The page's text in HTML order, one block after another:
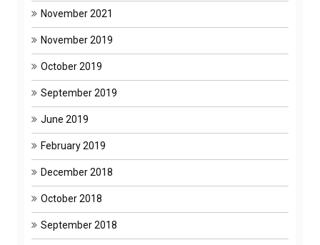
November 2021
November 2019
October 2019
September 2019
June 2019
February 2019
December 2018
October 2018
September 2018